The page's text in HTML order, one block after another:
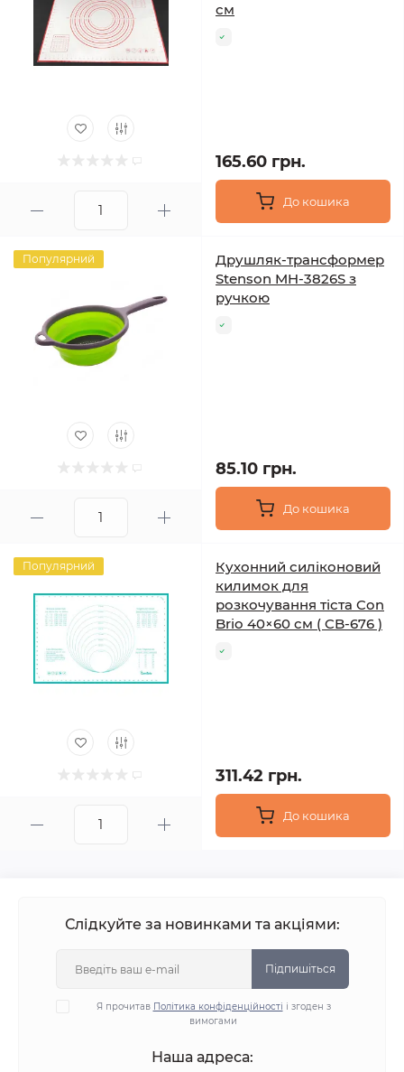
см
165.60 грн.
До кошика
Популярний
Друшляк-трансформер
Stenson MH-3826S з
ручкою
85.10 грн.
До кошика
Популярний
Кухонний силіконовий
килимок для
розкочування тіста Con
Brio 40×60 см ( CB-676 )
311.42 грн.
До кошика
Слідкуйте за новинками та акціями:
Підпишіться
Я прочитав Політика конфіденційності і згоден з
вимогами
Наша адреса: